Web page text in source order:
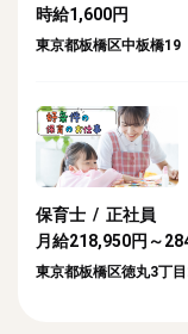
時給1,600円
東京都板橋区中板橋19
保育士 / 正社員
月給218,950円～
東京都板橋区徳丸3丁